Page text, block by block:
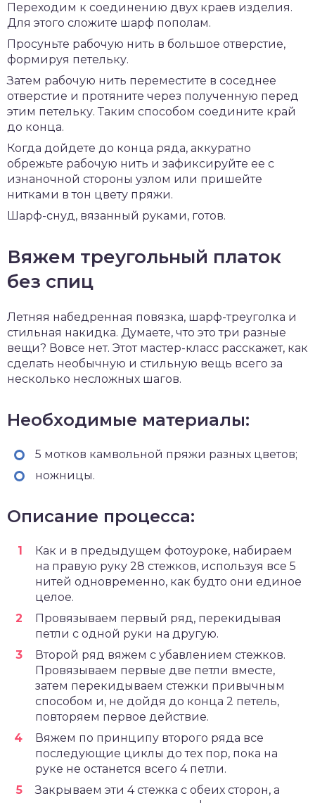
Переходим к соединению двух краев изделия.
Для этого сложите шарф пополам.
Просуньте рабочую нить в большое отверстие,
формируя петельку.
Затем рабочую нить переместите в соседнее
отверстие и протяните через полученную перед
этим петельку. Таким способом соедините край
до конца.
Когда дойдете до конца ряда, аккуратно
обрежьте рабочую нить и зафиксируйте ее с
изнаночной стороны узлом или пришейте
нитками в тон цвету пряжи.
Шарф-снуд, вязанный руками, готов.
Вяжем треугольный платок
без спиц
Летняя набедренная повязка, шарф-треуголка и
стильная накидка. Думаете, что это три разные
вещи? Вовсе нет. Этот мастер-класс расскажет, как
сделать необычную и стильную вещь всего за
несколько несложных шагов.
Необходимые материалы:
5 мотков камвольной пряжи разных цветов;
ножницы.
Описание процесса:
Как и в предыдущем фотоуроке, набираем
на правую руку 28 стежков, используя все 5
нитей одновременно, как будто они единое
целое.
Провязываем первый ряд, перекидывая
петли с одной руки на другую.
Второй ряд вяжем с убавлением стежков.
Провязываем первые две петли вместе,
затем перекидываем стежки привычным
способом и, не дойдя до конца 2 петель,
повторяем первое действие.
Вяжем по принципу второго ряда все
последующие циклы до тех пор, пока на
руке не останется всего 4 петли.
Закрываем эти 4 стежка с обеих сторон, а